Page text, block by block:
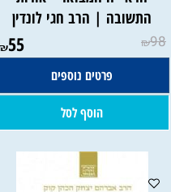
התשובה | הרב חגי לונדין
₪98
₪55
פרטים נוספים
הוסף לסל